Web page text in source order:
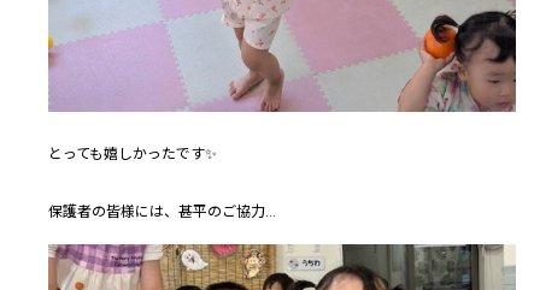
とっても嬉しかったです✨
保護者の皆様には、甚平のご協力…